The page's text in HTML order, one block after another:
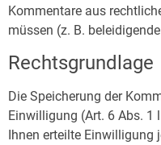
Kommentare aus
müssen (z. B.
Rechtsgrundlage
Die Speicherung der
Einwilligung (Art. 6 Abs. 1
Ihnen erteilte Einwilligung